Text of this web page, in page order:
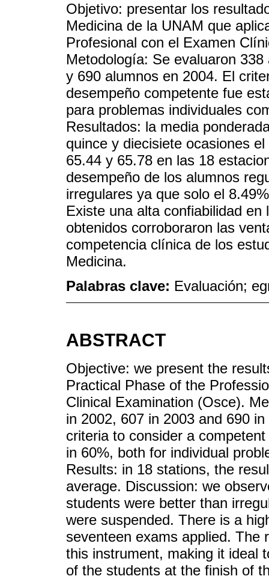
Objetivo: presentar los
Medicina de la UNAM que
Profesional con el Examen
Metodología: Se evaluaron
y 690 alumnos en 2004. El
desempeño competente fue
para problemas individuales
Resultados: la media
quince y diecisiete ocasiones
65.44 y 65.78 en las 18
desempeño de los alumnos
irregulares ya que solo el
Existe una alta confiabilidad
obtenidos corroboraron las
competencia clínica de los
Medicina.
Palabras clave: Evaluación;
ABSTRACT
Objective: we present the
Practical Phase of the
Clinical Examination (Osce).
in 2002, 607 in 2003 and 690
criteria to consider a
in 60%, both for individual
Results: in 18 stations, the
average. Discussion: we
students were better than
were suspended. There is a
seventeen exams applied. The
this instrument, making it ideal
of the students at the finish of